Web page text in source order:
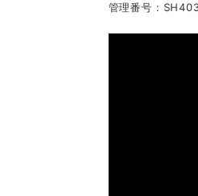
管理番号：